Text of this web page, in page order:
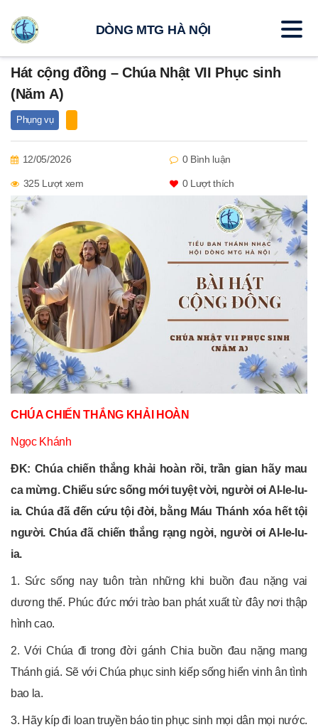
Hát cộng đồng – Chúa Nhật VII Phục sinh
(Năm A)
Phụng vụ
12/05/2026 0 Bình luận
325 Lượt xem 0Lượt thích
CHÚA CHIẾN THẮNG KHẢI HOÀN
Ngọc Khánh
ĐK: Chúa chiến thắng khải hoàn rồi, trần gian hãy mau
ca mừng. Chiếu sức sống mới tuyệt vời, người ơi Al-le-lu-
ia. Chúa đã đến cứu tội đời, bằng Máu Thánh xóa hết tội
người. Chúa đã chiến thắng rạng ngời, người ơi Al-le-lu-
ia.
1. Sức sống nay tuôn tràn những khi buồn đau nặng vai
dương thế. Phúc đức mới trào ban phát xuất từ đây nơi thập
hình cao.
2. Với Chúa đi trong đời gánh Chia buồn đau nặng mang
Thánh giá. Sẽ với Chúa phục sinh kiếp sống hiển vinh ân tình
bao la.
3. Hãy kíp đi loan truyền báo tin phục sinh mọi dân mọi nước.
DÒNG MTG HÀ NỘI